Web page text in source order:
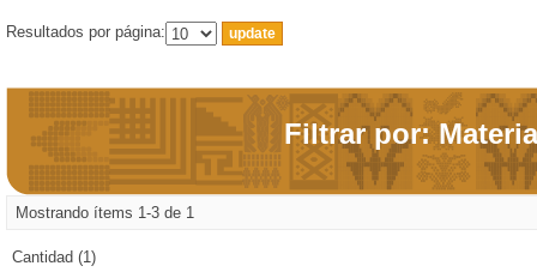
Resultados por página:
Filtrar por: Materia
Mostrando ítems 1-3 de 1
Cantidad (1)